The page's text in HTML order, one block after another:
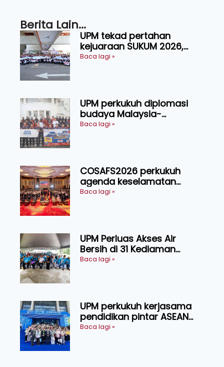
Berita Lain...
UPM tekad pertahan
kejuaraan SUKUM 2026,
sasar 16 pingat emas
Baca lagi »
UPM perkukuh diplomasi
budaya Malaysia-
Indonesia melalui Narasi
Baca lagi »
COSAFS2026 perkukuh
agenda keselamatan
makanan, AgriHub pacu
Baca lagi »
UPM Perluas Akses Air
Bersih di 31 Kediaman
Orang Asli Tasik Chini
Baca lagi »
UPM perkukuh kerjasama
pendidikan pintar ASEAN
menerusi lawatan rasmi ke
Baca lagi »